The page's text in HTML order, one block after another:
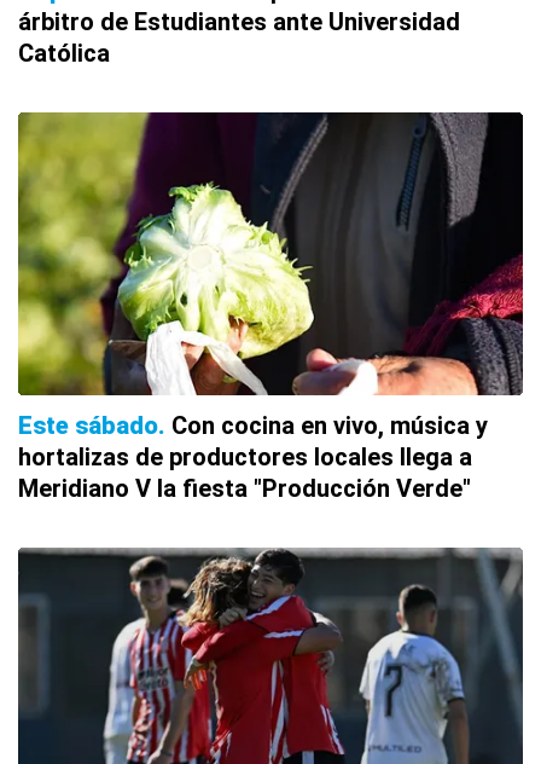
árbitro de Estudiantes ante Universidad
Católica
Este sábado Con cocina en vivo, música y
hortalizas de productores locales llega a
Meridiano V la fiesta "Producción Verde"